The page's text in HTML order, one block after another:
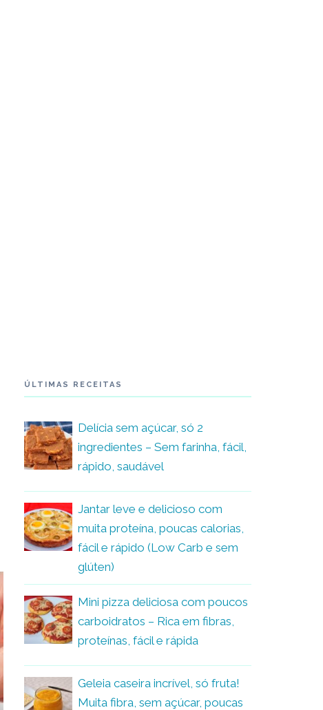
ÚLTIMAS RECEITAS
Delícia sem açúcar, só 2
ingredientes – Sem farinha, fácil,
rápido, saudável
Jantar leve e delicioso com
muita proteína, poucas calorias,
fácil e rápido (Low Carb e sem
glúten)
Mini pizza deliciosa com poucos
carboidratos – Rica em fibras,
proteínas, fácil e rápida
Geleia caseira incrível, só fruta!
Muita fibra, sem açúcar, poucas